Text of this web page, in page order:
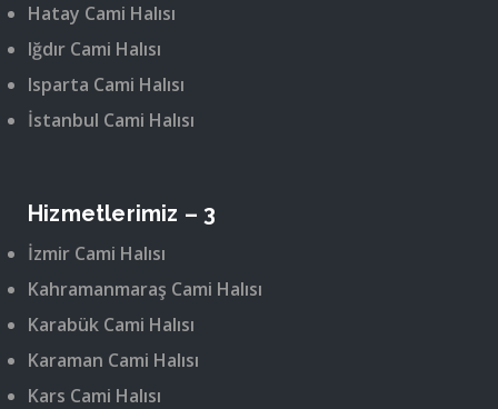
Hatay Cami Halısı
Iğdır Cami Halısı
Isparta Cami Halısı
İstanbul Cami Halısı
Hizmetlerimiz – 3
İzmir Cami Halısı
Kahramanmaraş Cami Halısı
Karabük Cami Halısı
Karaman Cami Halısı
Kars Cami Halısı